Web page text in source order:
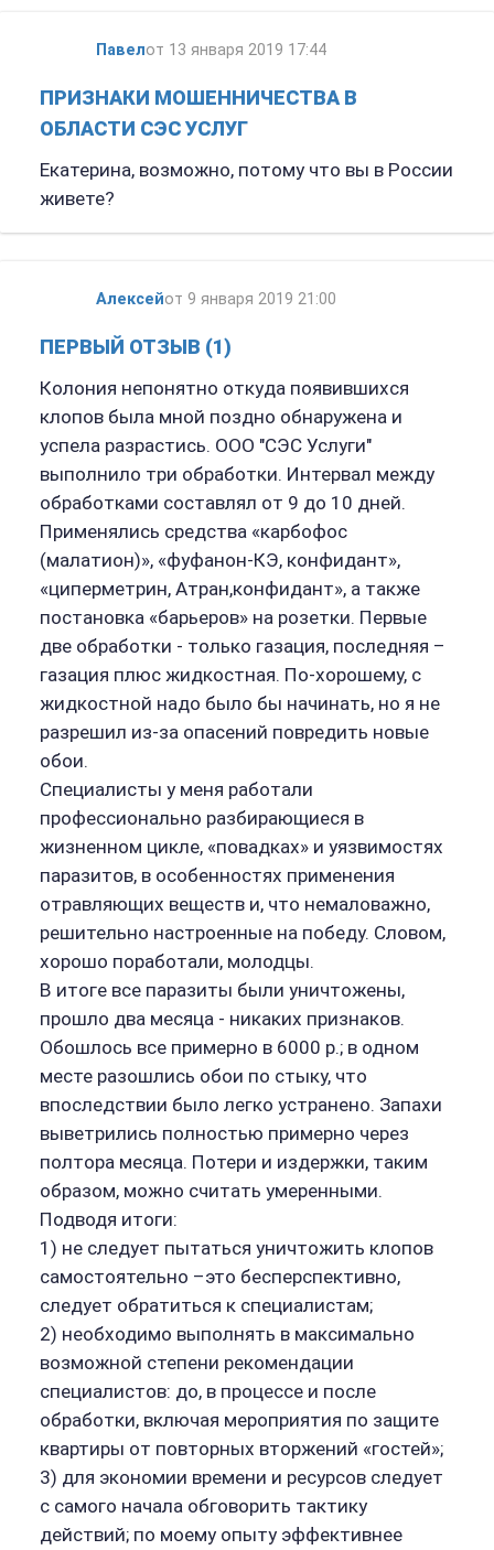
Павелот 13 января 2019 17:44
ПРИЗНАКИ МОШЕННИЧЕСТВА В
ОБЛАСТИ СЭС УСЛУГ
Екатерина, возможно, потому что вы в России
живете?
Алексейот 9 января 2019 21:00
ПЕРВЫЙ ОТЗЫВ (1)
Колония непонятно откуда появившихся
клопов была мной поздно обнаружена и
успела разрастись. ООО "СЭС Услуги"
выполнило три обработки. Интервал между
обработками составлял от 9 до 10 дней.
Применялись средства «карбофос
(малатион)», «фуфанон-КЭ, конфидант»,
«циперметрин, Атран,конфидант», а также
постановка «барьеров» на розетки. Первые
две обработки - только газация, последняя –
газация плюс жидкостная. По-хорошему, с
жидкостной надо было бы начинать, но я не
разрешил из-за опасений повредить новые
обои.
Специалисты у меня работали
профессионально разбирающиеся в
жизненном цикле, «повадках» и уязвимостях
паразитов, в особенностях применения
отравляющих веществ и, что немаловажно,
решительно настроенные на победу. Словом,
хорошо поработали, молодцы.
В итоге все паразиты были уничтожены,
прошло два месяца - никаких признаков.
Обошлось все примерно в 6000 р.; в одном
месте разошлись обои по стыку, что
впоследствии было легко устранено. Запахи
выветрились полностью примерно через
полтора месяца. Потери и издержки, таким
образом, можно считать умеренными.
Подводя итоги:
1) не следует пытаться уничтожить клопов
самостоятельно –это бесперспективно,
следует обратиться к специалистам;
2) необходимо выполнять в максимально
возможной степени рекомендации
специалистов: до, в процессе и после
обработки, включая мероприятия по защите
квартиры от повторных вторжений «гостей»;
3) для экономии времени и ресурсов следует
с самого начала обговорить тактику
действий; по моему опыту эффективнее